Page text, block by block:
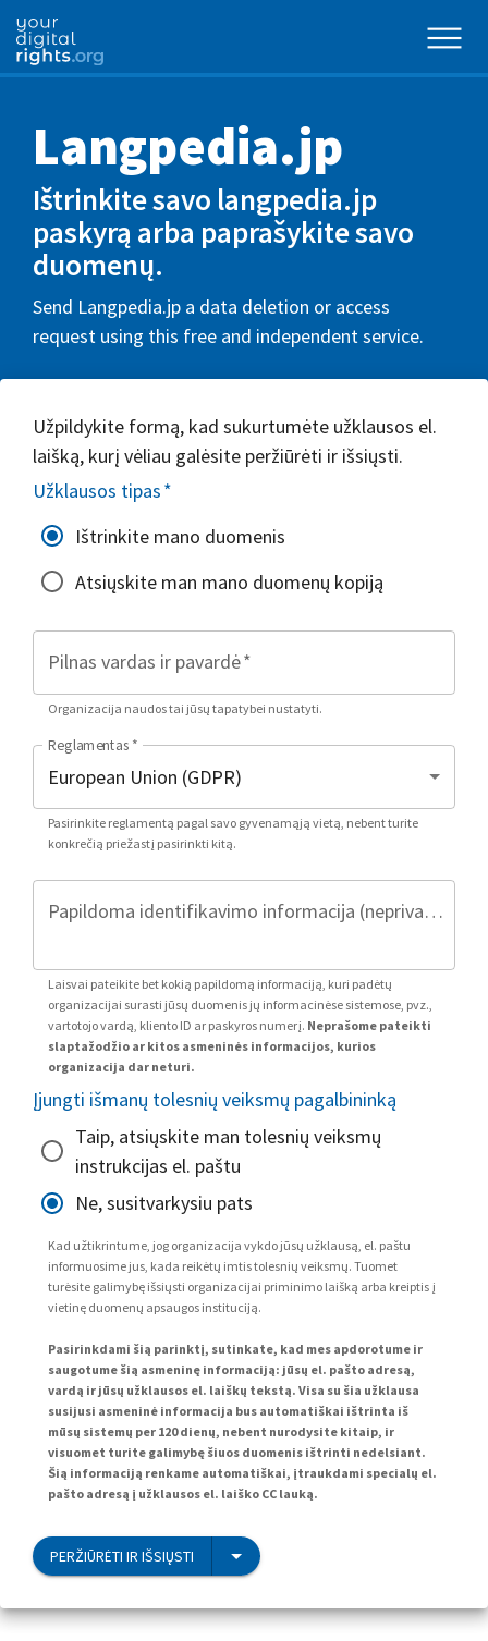
Langpedia.jp
Ištrinkite savo langpedia.jp
paskyrą arba paprašykite savo
duomenų.
Send Langpedia.jp a data deletion or access
request using this free and independent service.
Užpildykite formą, kad sukurtumėte užklausos el.
laišką, kurį vėliau galėsite peržiūrėti ir išsiųsti.
Užklausos tipas*
Ištrinkite mano duomenis
Atsiųskite man mano duomenų kopiją
Pilnas vardas ir pavardė*
Organizacija naudos tai jūsų tapatybei nustatyti.
Reglamentas *
Pasirinkite reglamentą pagal savo gyvenamąją vietą, nebent turite
konkrečią priežastį pasirinkti kitą.
Papildoma identifikavimo informacija (neprivaloma)
Laisvai pateikite bet kokią papildomą informaciją, kuri padėtų
organizacijai surasti jūsų duomenis jų informacinėse sistemose, pvz.,
vartotojo vardą, kliento ID ar paskyros numerį. Neprašome pateikti
slaptažodžio ar kitos asmeninės informacijos, kurios
organizacija dar neturi.
Įjungti išmanų tolesnių veiksmų pagalbininką
Taip, atsiųskite man tolesnių veiksmų
instrukcijas el. paštu
Ne, susitvarkysiu pats
Kad užtikrintume, jog organizacija vykdo jūsų užklausą, el. paštu
informuosime jus, kada reikėtų imtis tolesnių veiksmų. Tuomet
turėsite galimybę išsiųsti organizacijai priminimo laišką arba kreiptis į
vietinę duomenų apsaugos instituciją.
Pasirinkdami šią parinktį, sutinkate, kad mes apdorotume ir
saugotume šią asmeninę informaciją: jūsų el. pašto adresą,
vardą ir jūsų užklausos el. laiškų tekstą. Visa su šia užklausa
susijusi asmeninė informacija bus automatiškai ištrinta iš
mūsų sistemų per 120 dienų, nebent nurodysite kitaip, ir
visuomet turite galimybę šiuos duomenis ištrinti nedelsiant.
Šią informaciją renkame automatiškai, įtraukdami specialų el.
pašto adresą į užklausos el. laiško CC lauką.
PERŽIŪRĖTI IR IŠSIŲSTI